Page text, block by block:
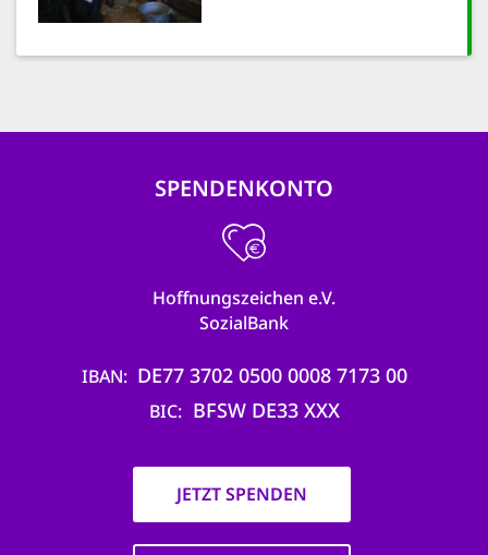
SPENDENKONTO
Hoffnungszeichen e.V.
SozialBank
IBAN DE77 3702 0500 0008 7173 00
BIC BFSW DE33 XXX
JETZT SPENDEN